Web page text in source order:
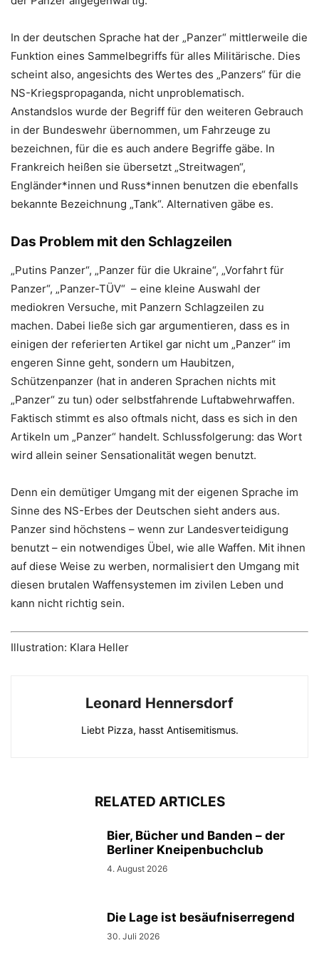
In der deutschen Sprache hat der „Panzer“ mittlerweile die
Funktion eines Sammelbegriffs für alles Militärische. Dies
scheint also, angesichts des Wertes des „Panzers“ für die
NS-Kriegspropaganda, nicht unproblematisch.
Anstandslos wurde der Begriff für den weiteren Gebrauch
in der Bundeswehr übernommen, um Fahrzeuge zu
bezeichnen, für die es auch andere Begriffe gäbe. In
Frankreich heißen sie übersetzt „Streitwagen“,
Engländer*innen und Russ*innen benutzen die ebenfalls
bekannte Bezeichnung „Tank“. Alternativen gäbe es.
Das Problem mit den Schlagzeilen
„Putins Panzer“, „Panzer für die Ukraine“, „Vorfahrt für
Panzer“, „Panzer-TÜV“ – eine kleine Auswahl der
mediokren Versuche, mit Panzern Schlagzeilen zu
machen. Dabei ließe sich gar argumentieren, dass es in
einigen der referierten Artikel gar nicht um „Panzer“ im
engeren Sinne geht, sondern um Haubitzen,
Schützenpanzer (hat in anderen Sprachen nichts mit
„Panzer“ zu tun) oder selbstfahrende Luftabwehrwaffen.
Faktisch stimmt es also oftmals nicht, dass es sich in den
Artikeln um „Panzer“ handelt. Schlussfolgerung: das Wort
wird allein seiner Sensationalität wegen benutzt.
Denn ein demütiger Umgang mit der eigenen Sprache im
Sinne des NS-Erbes der Deutschen sieht anders aus.
Panzer sind höchstens – wenn zur Landesverteidigung
benutzt – ein notwendiges Übel, wie alle Waffen. Mit ihnen
auf diese Weise zu werben, normalisiert den Umgang mit
diesen brutalen Waffensystemen im zivilen Leben und
kann nicht richtig sein.
Illustration: Klara Heller
Leonard Hennersdorf
Liebt Pizza, hasst Antisemitismus.
RELATED ARTICLES
Bier, Bücher und Banden – der
Berliner Kneipenbuchclub
4. August 2026
Die Lage ist besäufniserregend
30. Juli 2026